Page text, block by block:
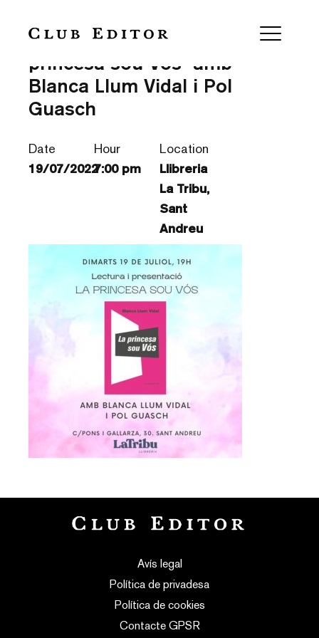
Lectura i presentació de “La
princesa sou Vós” amb
Blanca Llum Vidal i Pol
Guasch
Date
19/07/2022
Hour
7:00 pm
Location
Llibreria
La Tribu,
Sant
Andreu
Avís legal
Política de privadesa
Política de cookies
Contacte GPSR